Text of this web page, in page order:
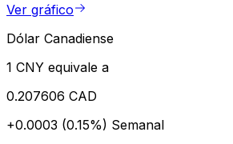
Ver gráfico
Dólar Canadiense
1 CNY equivale a
0.207606 CAD
+0.0003 (0.15%) Semanal